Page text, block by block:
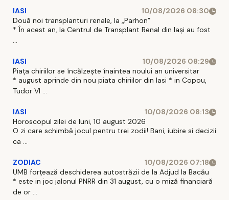
IASI
10/08/2026 08:30
Două noi transplanturi renale, la „Parhon”
* În acest an, la Centrul de Transplant Renal din Iaşi au fost
...
IASI
10/08/2026 08:29
Piața chiriilor se încălzește înaintea noului an universitar
* august aprinde din nou piata chiriilor din Iasi * in Copou,
Tudor Vl ...
IASI
10/08/2026 08:13
Horoscopul zilei de luni, 10 august 2026
O zi care schimbă jocul pentru trei zodii! Bani, iubire si decizii
ca ...
ZODIAC
10/08/2026 07:18
UMB forțează deschiderea autostrăzii de la Adjud la Bacău
* este in joc jalonul PNRR din 31 august, cu o miză financiară
de or ...